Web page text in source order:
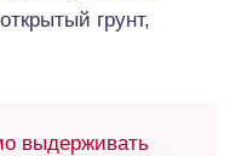
грунт,
выдерживать